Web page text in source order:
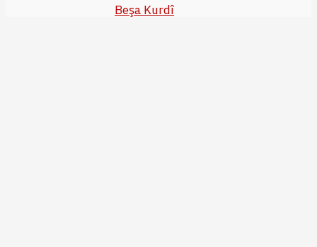
Beşa Kurdî